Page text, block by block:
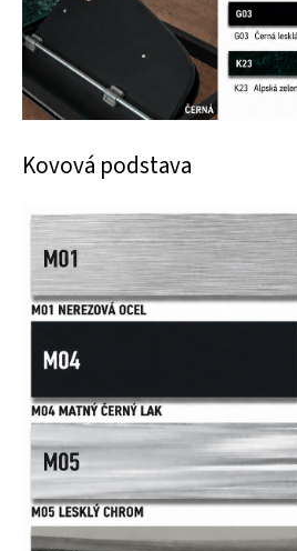
Kovová podstava